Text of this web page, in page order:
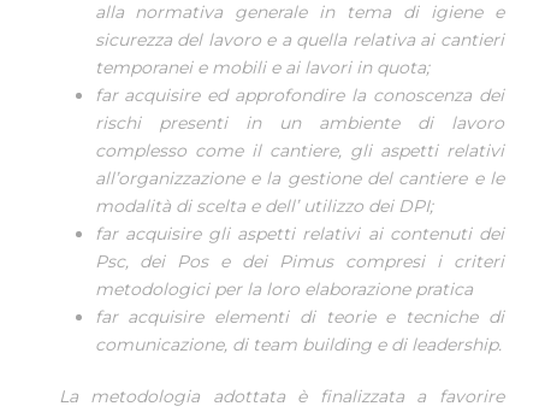
alla normativa genera­le in tema di igiene e
sicurezza del lavoro e a quella relativa ai cantieri
temporanei e mobili e ai lavori in quota;
far acquisire ed approfondire la conoscenza dei
rischi presenti in un ambiente di lavoro
complesso come il cantiere, gli aspetti relativi
all’organizzazione e la gestione del cantiere e le
modalità di scelta e dell’ utilizzo dei DPI;
far acquisire gli aspetti relativi ai contenuti dei
Psc, dei Pos e dei Pimus compresi i criteri
metodologici per la loro elaborazione prati­ca
far acquisire elementi di teorie e tecniche di
comunicazione, di team building e di leadership.
La metodologia adottata è finalizzata a favorire